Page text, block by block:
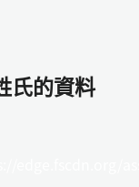
氏的資料